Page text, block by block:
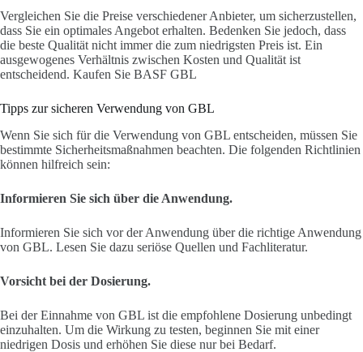
Vergleichen Sie die Preise verschiedener Anbieter, um sicherzustellen,
dass Sie ein optimales Angebot erhalten. Bedenken Sie jedoch, dass
die beste Qualität nicht immer die zum niedrigsten Preis ist. Ein
ausgewogenes Verhältnis zwischen Kosten und Qualität ist
entscheidend. Kaufen Sie BASF GBL
Tipps zur sicheren Verwendung von GBL
Wenn Sie sich für die Verwendung von GBL entscheiden, müssen Sie
bestimmte Sicherheitsmaßnahmen beachten. Die folgenden Richtlinien
können hilfreich sein:
Informieren Sie sich über die Anwendung.
Informieren Sie sich vor der Anwendung über die richtige Anwendung
von GBL. Lesen Sie dazu seriöse Quellen und Fachliteratur.
Vorsicht bei der Dosierung.
Bei der Einnahme von GBL ist die empfohlene Dosierung unbedingt
einzuhalten. Um die Wirkung zu testen, beginnen Sie mit einer
niedrigen Dosis und erhöhen Sie diese nur bei Bedarf.